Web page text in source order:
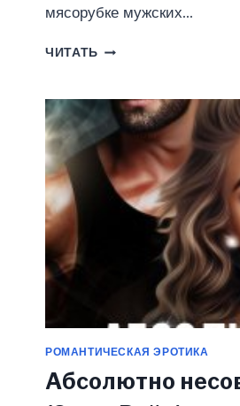
мясорубке мужских…
ЧИТАТЬ АРХИТЕКТУРА
РАЙЦ)
РОМАНТИЧЕСКАЯ ЭРОТИКА
Абсолютно